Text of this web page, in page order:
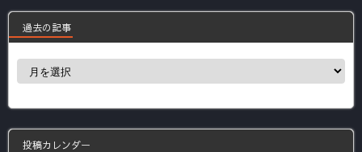
過去の記事
過
事
投稿カレンダー